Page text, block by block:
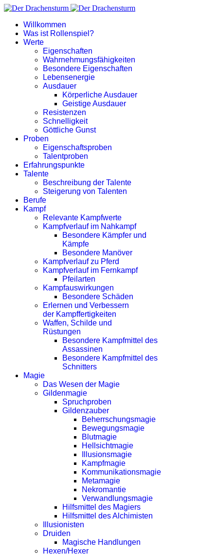
Willkommen
Was ist Rollenspiel?
Werte
Eigenschaften
Wahrnehmungsfähigkeiten
Besondere Eigenschaften
Lebensenergie
Ausdauer
Körperliche Ausdauer
Geistige Ausdauer
Resistenzen
Schnelligkeit
Göttliche Gunst
Proben
Eigenschaftsproben
Talentproben
Erfahrungspunkte
Talente
Beschreibung der Talente
Steigerung von Talenten
Berufe
Kampf
Relevante Kampfwerte
Kampfverlauf im Nahkampf
Besondere Kämpfer und
Kämpfe
Besondere Manöver
Kampfverlauf zu Pferd
Kampfverlauf im Fernkampf
Pfeilarten
Kampfauswirkungen
Besondere Schäden
Erlernen und Verbessern
der Kampffertigkeiten
Waffen, Schilde und
Rüstungen
Besondere Kampfmittel des
Assassinen
Besondere Kampfmittel des
Schnitters
Magie
Das Wesen der Magie
Gildenmagie
Spruchproben
Gildenzauber
Beherrschungsmagie
Bewegungsmagie
Blutmagie
Hellsichtmagie
Illusionsmagie
Kampfmagie
Kommunikationsmagie
Metamagie
Nekromantie
Verwandlungsmagie
Hilfsmittel des Magiers
Hilfsmittel des Alchimisten
Illusionisten
Druiden
Magische Handlungen
Hexen/Hexer